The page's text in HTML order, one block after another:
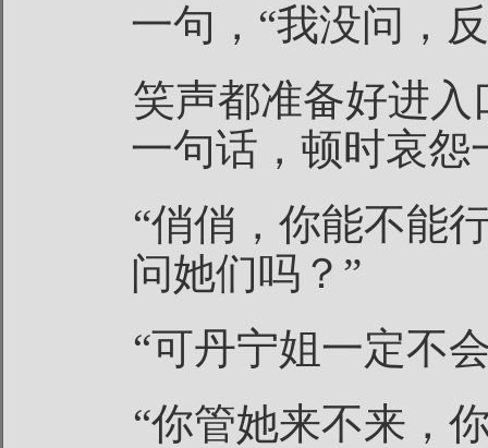
一句，“我没问，
笑声都准备好进
一句话，顿时哀怨
“俏俏，你能不能
问她们吗？”
“可丹宁姐一定不
“你管她来不来，